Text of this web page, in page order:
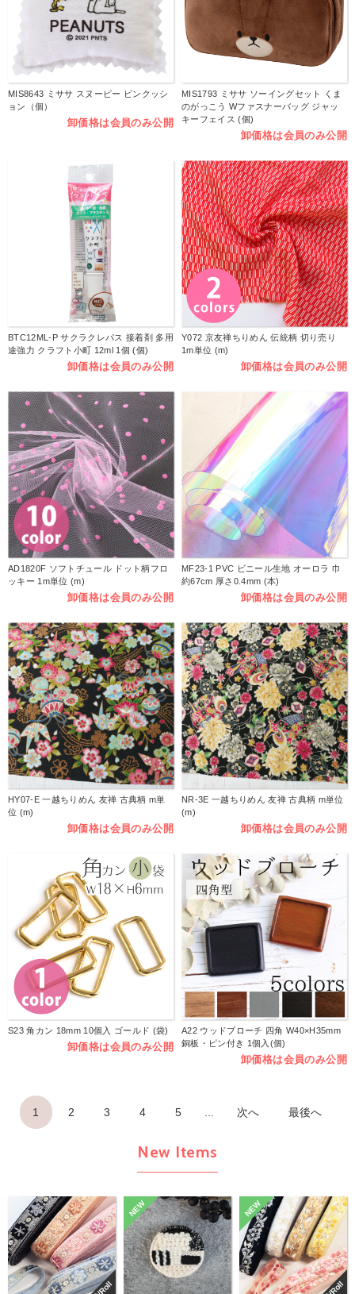
MIS8643 ミササ スヌーピー ピンクッシ
ョン（個）
卸価格は会員のみ公開
MIS1793 ミササ ソーイングセット くま
のがっこう Wファスナーバッグ ジャッ
キーフェイス (個)
卸価格は会員のみ公開
BTC12ML-P サクラクレパス 接着剤 多用
途強力 クラフト小町 12ml 1個 (個)
卸価格は会員のみ公開
Y072 京友禅ちりめん 伝統柄 切り売り
1m単位 (m)
卸価格は会員のみ公開
AD1820F ソフトチュール ドット柄フロ
ッキー 1m単位 (m)
卸価格は会員のみ公開
MF23-1 PVC ビニール生地 オーロラ 巾
約67cm 厚さ0.4mm (本)
卸価格は会員のみ公開
HY07-E 一越ちりめん 友禅 古典柄 m単
位 (m)
卸価格は会員のみ公開
NR-3E 一越ちりめん 友禅 古典柄 m単位
(m)
卸価格は会員のみ公開
S23 角カン 18mm 10個入 ゴールド (袋)
卸価格は会員のみ公開
A22 ウッドブローチ 四角 W40×H35mm
銅板・ピン付き 1個入(個)
卸価格は会員のみ公開
1 2 3 4 5 ... 次へ 最後へ
New Items
NEW NEW